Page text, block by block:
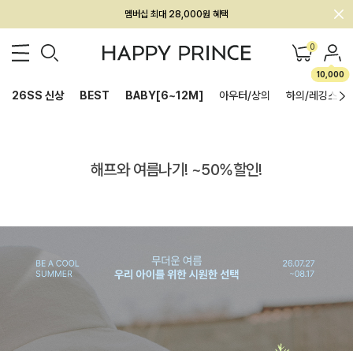
회원전용 아울렛, 가입하면 ~60% 할인!
멤버십 최대 28,000원 혜택 0
10,000
26SS 신상 BEST BABY[6~12M] 아우터/상의 하의/레깅스
해프와 여름나기! ~50%할인!